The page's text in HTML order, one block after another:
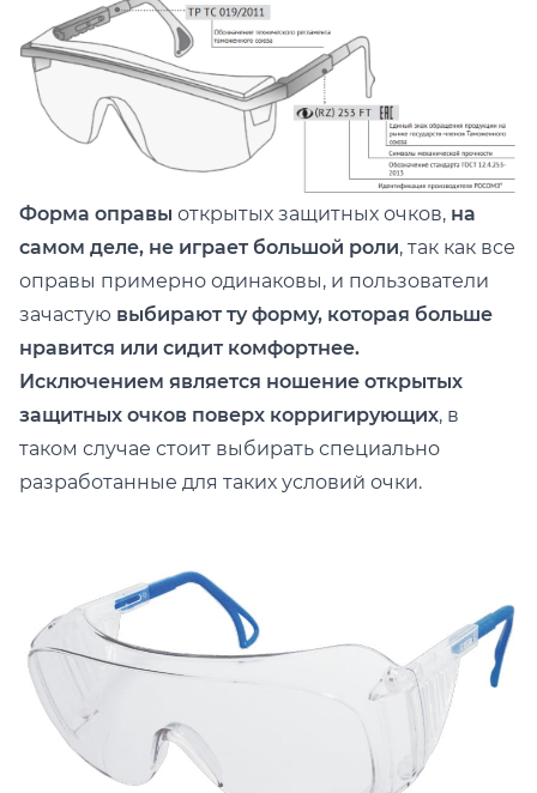
Форма оправы открытых защитных очков, на
самом деле, не играет большой роли, так как все
оправы примерно одинаковы, и пользователи
зачастую выбирают ту форму, которая больше
нравится или сидит комфортнее.
Исключением является ношение открытых
защитных очков поверх корригирующих, в
таком случае стоит выбирать специально
разработанные для таких условий очки.